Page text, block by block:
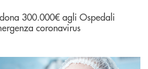
300.000€ agli Ospedali
coronavirus